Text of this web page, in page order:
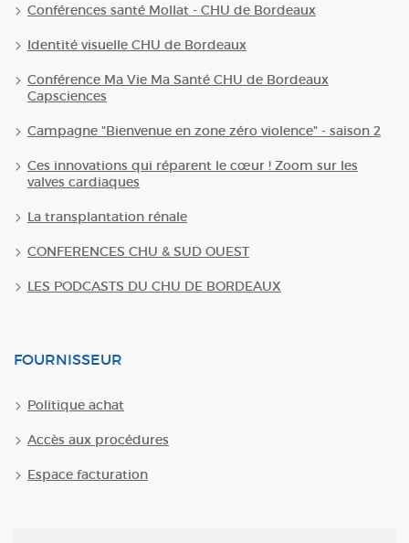
Conférences santé Mollat - CHU de Bordeaux
Identité visuelle CHU de Bordeaux
Conférence Ma Vie Ma Santé CHU de Bordeaux
Capsciences
Campagne "Bienvenue en zone zéro violence" - saison 2
Ces innovations qui réparent le cœur ! Zoom sur les
valves cardiaques
La transplantation rénale
CONFERENCES CHU & SUD OUEST
LES PODCASTS DU CHU DE BORDEAUX
FOURNISSEUR
Politique achat
Accès aux procédures
Espace facturation